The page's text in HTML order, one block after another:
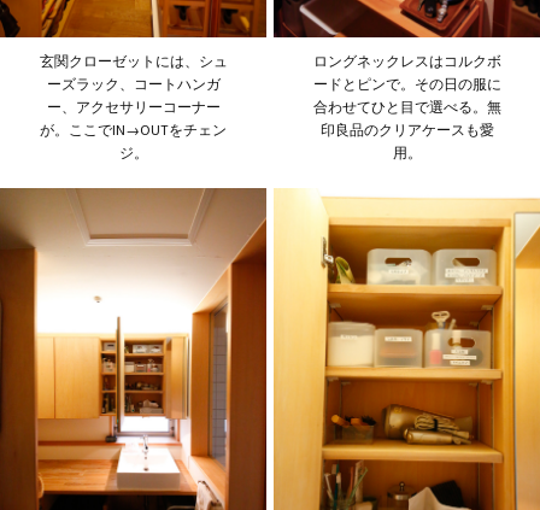
玄関クローゼットには、シュ
ーズラック、コートハンガ
ー、アクセサリーコーナー
が。ここでIN→OUTをチェン
ジ。
ロングネックレスはコルクボ
ードとピンで。その日の服に
合わせてひと目で選べる。無
印良品のクリアケースも愛
用。